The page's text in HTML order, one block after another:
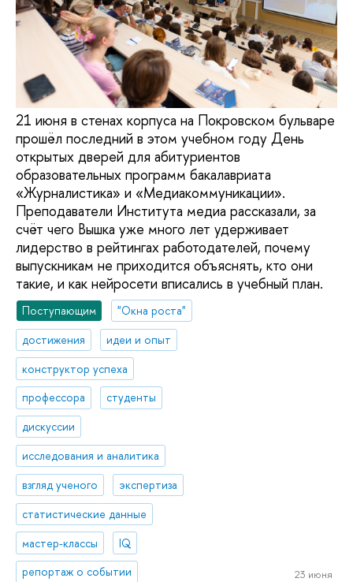
21 июня в стенах корпуса на Покровском бульваре
прошёл последний в этом учебном году День
открытых дверей для абитуриентов
образовательных программ бакалавриата
«Журналистика» и «Медиакоммуникации».
Преподаватели Института медиа рассказали, за
счёт чего Вышка уже много лет удерживает
лидерство в рейтингах работодателей, почему
выпускникам не приходится объяснять, кто они
такие, и как нейросети вписались в учебный план.
Поступающим
"Окна роста"
достижения
идеи и опыт
конструктор успеха
профессора
студенты
дискуссии
исследования и аналитика
взгляд ученого
экспертиза
статистические данные
мастер-классы
IQ
репортаж о событии
23 июня